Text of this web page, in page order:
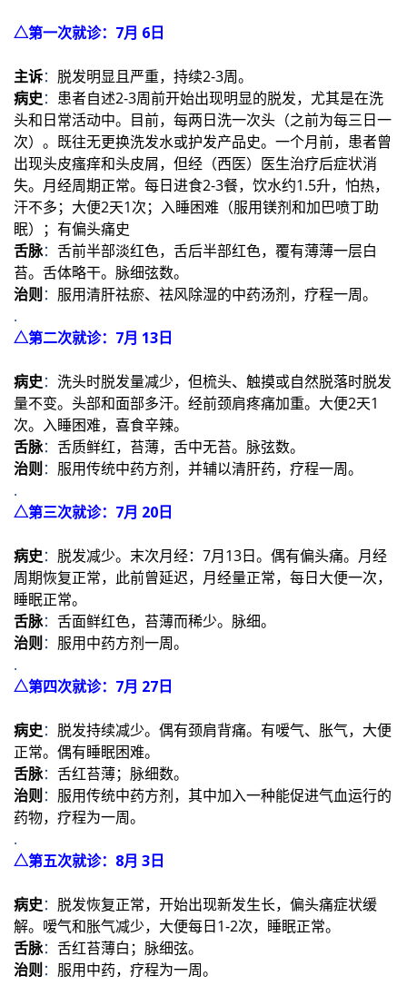
△第一次就诊：7月 6日
主诉： 脱发明显且严重，持续2-3周。
病史： 患者自述2-3周前开始出现明显的脱发，尤其是在洗
头和日常活动中。目前，每两日洗一次头（之前为每三日一
次）。既往无更换洗发水或护发产品史。一个月前，患者曾
出现头皮瘙痒和头皮屑，但经（西医）医生治疗后症状消
失。月经周期正常。每日进食2-3餐，饮水约1.5升，怕热，
汗不多；大便2天1次；入睡困难（服用镁剂和加巴喷丁助
眠）；有偏头痛史
舌脉： 舌前半部淡红色，舌后半部红色，覆有薄薄一层白
苔。舌体略干。脉细弦数。
治则： 服用清肝祛瘀、祛风除湿的中药汤剂，疗程一周。
.
△第二次就诊：7月 13日
病史： 洗头时脱发量减少，但梳头、触摸或自然脱落时脱发
量不变。头部和面部多汗。经前颈肩疼痛加重。大便2天1
次。入睡困难，喜食辛辣。
舌脉： 舌质鲜红，苔薄，舌中无苔。脉弦数。
治则： 服用传统中药方剂，并辅以清肝药，疗程一周。
.
△第三次就诊：7月 20日
病史： 脱发减少。末次月经：7月13日。偶有偏头痛。月经
周期恢复正常，此前曾延迟，月经量正常，每日大便一次，
睡眠正常。
舌脉： 舌面鲜红色，苔薄而稀少。脉细。
治则： 服用中药方剂一周。
.
△第四次就诊：7月 27日
病史： 脱发持续减少。偶有颈肩背痛。有嗳气、胀气，大便
正常。偶有睡眠困难。
舌脉： 舌红苔薄；脉细数。
治则： 服用传统中药方剂，其中加入一种能促进气血运行的
药物，疗程为一周。
.
△第五次就诊：8月 3日
病史： 脱发恢复正常，开始出现新发生长，偏头痛症状缓
解。嗳气和胀气减少，大便每日1-2次，睡眠正常。
舌脉： 舌红苔薄白；脉细弦。
治则： 服用中药，疗程为一周。